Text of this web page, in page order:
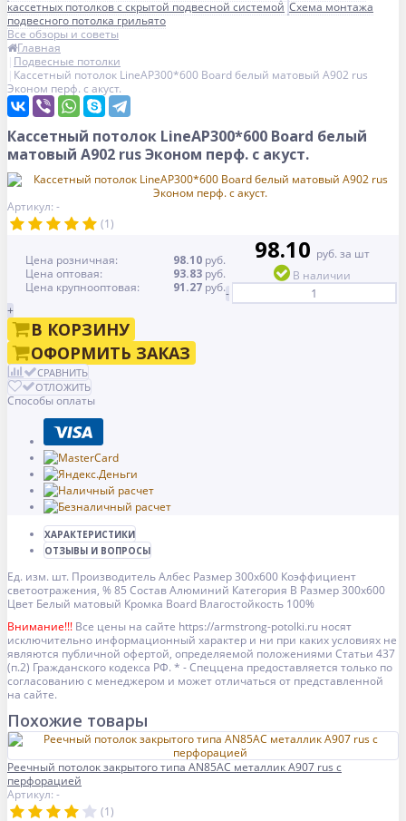
кассетных потолков с скрытой подвесной системой Схема монтажа
подвесного потолка грильято
Все обзоры и советы
Главная
Подвесные потолки
Кассетный потолок LineAP300*600 Board белый матовый А902 rus
Эконом перф. с акуст.
Кассетный потолок LineAP300*600 Board белый
матовый А902 rus Эконом перф. с акуст.
Артикул: -
(1)
Цена розничная: 98.10 руб.
Цена оптовая:
93.83 руб.
Цена крупнооптовая:
91.27 руб.
98.10 руб. за шт
В наличии
-
+
В КОРЗИНУ
ОФОРМИТЬ ЗАКАЗ
СРАВНИТЬ
ОТЛОЖИТЬ
Способы оплаты
ХАРАКТЕРИСТИКИ
ОТЗЫВЫ И ВОПРОСЫ
Ед. изм. шт. ПроизводительАлбес Размер300x600 Коэффициент
светоотражения, %85 СоставАлюминий Категория B Размер300x600
Цвет Белый матовый Кромка Board Влагостойкость 100%
Внимание!!! Все цены на сайте https://armstrong-potolki.ru носят
исключительно информационный характер и ни при каких условиях не
являются публичной офертой, определяемой положениями Статьи 437
(п.2) Гражданского кодекса РФ. * - Спеццена предоставляется только по
согласованию с менеджером и может отличаться от представленной
на сайте.
Похожие товары
Реечный потолок закрытого типа AN85AС металлик А907 rus с
перфорацией
Артикул: -
(1)